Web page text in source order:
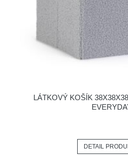
LÁTKOVÝ KOŠÍK
DETAIL